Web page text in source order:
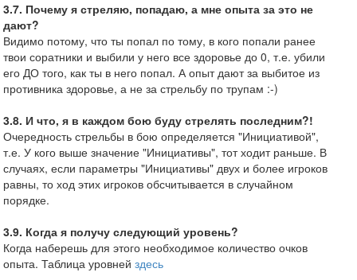
3.7. Почему я стреляю, попадаю, а мне опыта за это не
дают?
Видимо потому, что ты попал по тому, в кого попали ранее
твои соратники и выбили у него все здоровье до 0, т.е. убили
его ДО того, как ты в него попал. А опыт дают за выбитое из
противника здоровье, а не за стрельбу по трупам :-)
3.8. И что, я в каждом бою буду стрелять последним?!
Очередность стрельбы в бою определяется "Инициативой",
т.е. У кого выше значение "Инициативы", тот ходит раньше. В
случаях, если параметры "Инициативы" двух и более игроков
равны, то ход этих игроков обсчитывается в случайном
порядке.
3.9. Когда я получу следующий уровень?
Когда наберешь для этого необходимое количество очков
опыта. Таблица уровней здесь